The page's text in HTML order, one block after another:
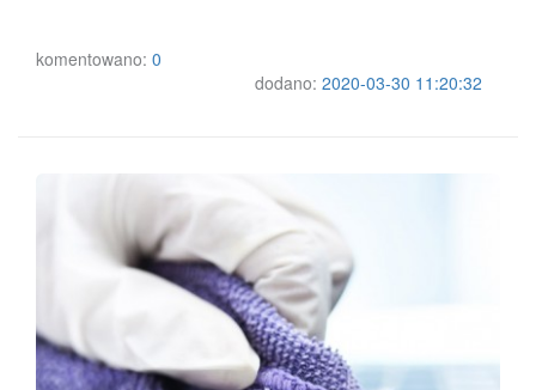
komentowano: 0
dodano: 2020-03-30 11:20:32